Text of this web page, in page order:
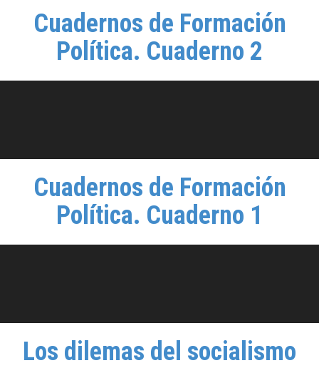
Cuadernos de Formación
Política. Cuaderno 2
Cuadernos de Formación
Política. Cuaderno 1
Los dilemas del socialismo